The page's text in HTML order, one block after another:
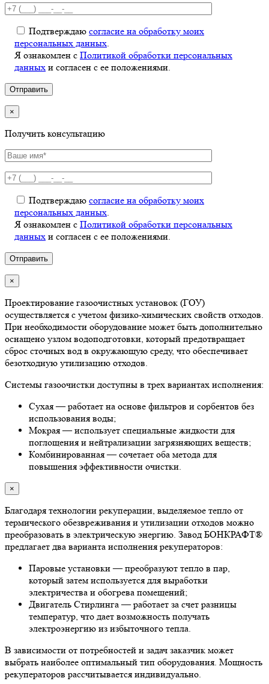
Подтверждаю согласие на обработку моих
персональных данных.
Я ознакомлен с Политикой обработки персональных
данных и согласен с ее положениями.
×
Получить консультацию
Подтверждаю согласие на обработку моих
персональных данных.
Я ознакомлен с Политикой обработки персональных
данных и согласен с ее положениями.
×
Проектирование газоочистных установок (ГОУ)
осуществляется с учетом физико-химических свойств отходов.
При необходимости оборудование может быть дополнительно
оснащено узлом водоподготовки, который предотвращает
сброс сточных вод в окружающую среду, что обеспечивает
безотходную утилизацию отходов.
Системы газоочистки доступны в трех вариантах исполнения:
Сухая — работает на основе фильтров и сорбентов без
использования воды;
Мокрая — использует специальные жидкости для
поглощения и нейтрализации загрязняющих веществ;
Комбинированная — сочетает оба метода для
повышения эффективности очистки.
×
Благодаря технологии рекуперации, выделяемое тепло от
термического обезвреживания и утилизации отходов можно
преобразовать в электрическую энергию. Завод БОНКРАФТ®
предлагает два варианта исполнения рекуператоров:
Паровые установки — преобразуют тепло в пар,
который затем используется для выработки
электричества и обогрева помещений;
Двигатель Стирлинга — работает за счет разницы
температур, что дает возможность получать
электроэнергию из избыточного тепла.
В зависимости от потребностей и задач заказчик может
выбрать наиболее оптимальный тип оборудования. Мощность
рекуператоров рассчитывается индивидуально.